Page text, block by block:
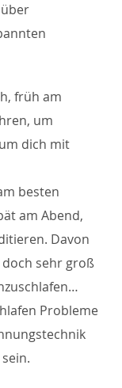
früh am
um
dich mit
besten
am Abend,
Davon
sehr groß
Probleme